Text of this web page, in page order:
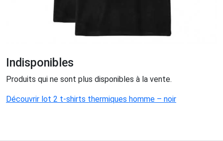
Indisponibles
Produits qui ne sont plus disponibles à la vente.
Découvrir lot 2 t-shirts thermiques homme – noir